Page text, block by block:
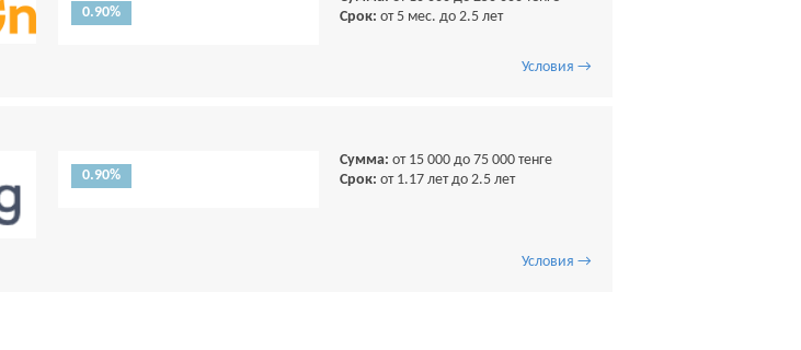
0.90%
Срок: от 5 мес. до 2.5 лет
Условия →
0.90%
Сумма: от 15 000 до 75 000 тенге
Срок: от 1.17 лет до 2.5 лет
Условия →